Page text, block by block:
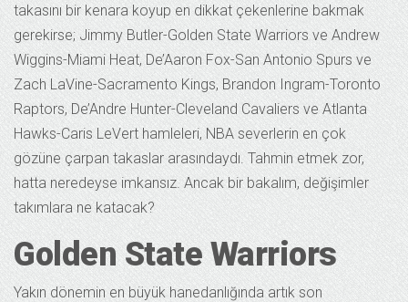
takasını bir kenara koyup en dikkat çekenlerine bakmak
gerekirse; Jimmy Butler-Golden State Warriors ve Andrew
Wiggins-Miami Heat, De’Aaron Fox-San Antonio Spurs ve
Zach LaVine-Sacramento Kings, Brandon Ingram-Toronto
Raptors, De’Andre Hunter-Cleveland Cavaliers ve Atlanta
Hawks-Caris LeVert hamleleri, NBA severlerin en çok
gözüne çarpan takaslar arasındaydı. Tahmin etmek zor,
hatta neredeyse imkansız. Ancak bir bakalım, değişimler
takımlara ne katacak?
Golden State Warriors
Yakın dönemin en büyük hanedanlığında artık son